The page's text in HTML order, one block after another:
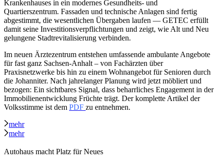
Krankenhauses in ein modernes Gesundheits‑ und
Quartierszentrum. Fassaden und technische Anlagen sind fertig
abgestimmt, die wesentlichen Übergaben laufen — GETEC erfüllt
damit seine Investitionsverpflichtungen und zeigt, wie Alt und Neu
gelungene Stadtrevitalisierung verbinden.
Im neuen Ärztezentrum entstehen umfassende ambulante Angebote
für fast ganz Sachsen‑Anhalt – von Fachärzten über
Praxisnetzwerke bis hin zu einem Wohnangebot für Senioren durch
die Johanniter. Nach jahrelanger Planung wird jetzt möbliert und
bezogen: Ein sichtbares Signal, dass beharrliches Engagement in der
Immobilienentwicklung Früchte trägt. Der komplette Artikel der
Volksstimme ist dem PDF zu entnehmen.
mehr
mehr
Autohaus macht Platz für Neues